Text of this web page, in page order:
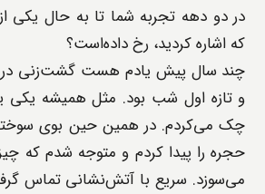
در دو دهه تجربه شما تا به حال یکی
که اشاره کردید، رخ داده‌است؟
چند سال پیش یادم هست گشت‌زنی در
و تازه اول شب بود. مثل همیشه یکی
چک می‌کردم. در همین حین بوی
حجره را پیدا کردم و متوجه شدم که
می‌سوزد. سریع با آتش‌نشانی تماس